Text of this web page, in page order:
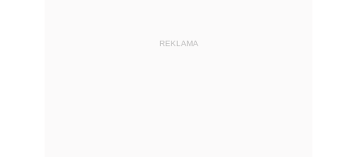
REKLAMA